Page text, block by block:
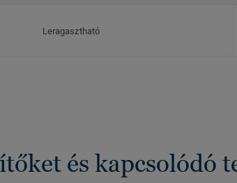
Leragasztható
és kapcsolódó